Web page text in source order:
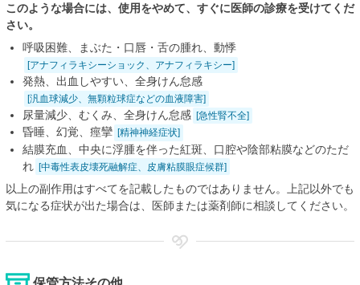
このような場合には、使用をやめて、すぐに医師の診療を受けてくだ
さい。
呼吸困難、まぶた・口唇・舌の腫れ、動悸
[アナフィラキシーショック、アナフィラキシー]
発熱、出血しやすい、全身けん怠感
[汎血球減少、無顆粒球症などの血液障害]
尿量減少、むくみ、全身けん怠感 [急性腎不全]
昏睡、幻覚、痙攣 [精神神経症状]
結膜充血、中央に浮腫を伴った紅斑、口腔や陰部粘膜などのただ
れ [中毒性表皮壊死融解症、皮膚粘膜眼症候群]
以上の副作用はすべてを記載したものではありません。上記以外でも
気になる症状が出た場合は、医師または薬剤師に相談してください。